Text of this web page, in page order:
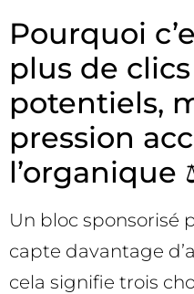
Pourquoi
plus de
potentiels,
pression
l’organique
Un bloc sponsorisé
capte davantage
cela signifie trois